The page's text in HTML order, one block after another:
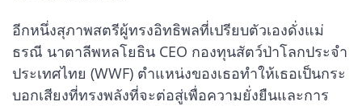
อีกหนึ่งสุภาพสตรีผู้ทรงอิทธิพลที่เปรียบตัวเองดั่งแม่
ธรณี นาตาลีพหลโยธิน CEO กองทุนสัตว์ป่าโลกประจำ
ประเทศไทย (WWF) ตำแหน่งของเธอทำให้เธอเป็นกระ
บอกเสียงที่ทรงพลังที่จะต่อสู่เพื่อความยั่งยืนและการ